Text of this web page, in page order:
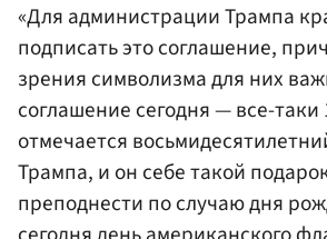
«Для администрации Трампа
подписать это соглашение,
зрения символизма для них
соглашение сегодня — все-
отмечается
Трампа, и он себе такой
преподнести по случаю дня